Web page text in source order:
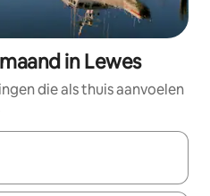
in Lewes
die als thuis aanvoelen
zijn, maak je een keuze